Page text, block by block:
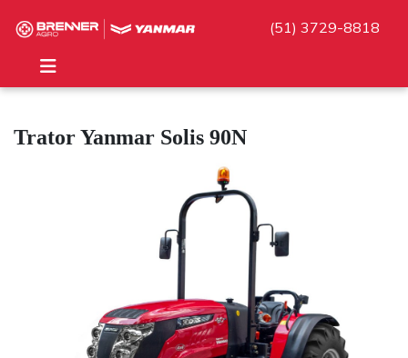
(51) 3729-8818
Trator Yanmar Solis 90N